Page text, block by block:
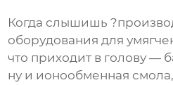
Когда слышишь
оборудования для
что приходит в голову —
ну и ионообменная